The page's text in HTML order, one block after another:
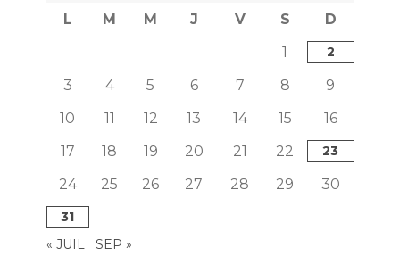
L M M J V S
D
1
2
3 4 5 6 7 8
9
10
11 12 13 14 15
16
17
18 19 20 21 22 23
24 25 26 27 28 29 30
31
« JUIL
SEP »